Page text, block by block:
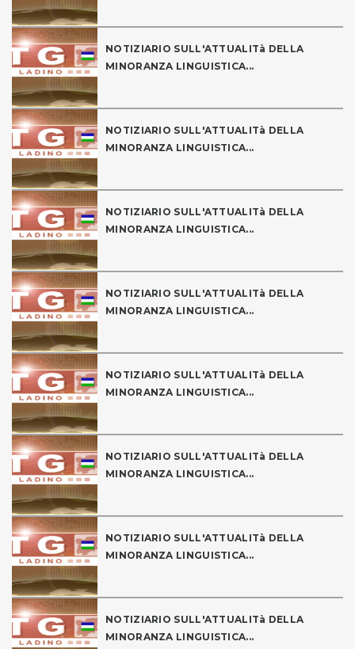
NOTIZIARIO SULL'ATTUALITà DELLA
MINORANZA LINGUISTICA...
NOTIZIARIO SULL'ATTUALITà DELLA
MINORANZA LINGUISTICA...
NOTIZIARIO SULL'ATTUALITà DELLA
MINORANZA LINGUISTICA...
NOTIZIARIO SULL'ATTUALITà DELLA
MINORANZA LINGUISTICA...
NOTIZIARIO SULL'ATTUALITà DELLA
MINORANZA LINGUISTICA...
NOTIZIARIO SULL'ATTUALITà DELLA
MINORANZA LINGUISTICA...
NOTIZIARIO SULL'ATTUALITà DELLA
MINORANZA LINGUISTICA...
NOTIZIARIO SULL'ATTUALITà DELLA
MINORANZA LINGUISTICA...